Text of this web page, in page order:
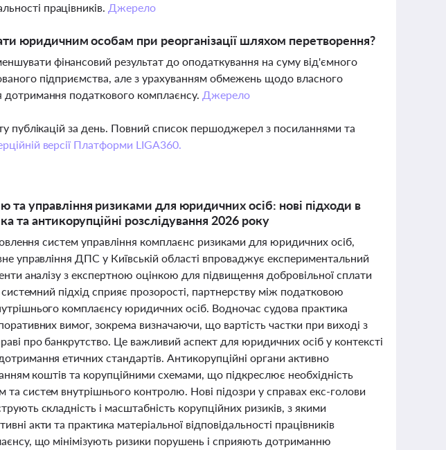
працівників. Джерело
юридичним особам при реорганізації шляхом перетворення?
фінансовий результат до оподаткування на суму від'ємного
підприємства, але з урахуванням обмежень щодо власного
податкового комплаєнсу. Джерело
публікацій за день. Повний список першоджерел з посиланнями та
версії Платформи LIGA360.
управління ризиками для юридичних осіб: нові підходи в
та антикорупційні розслідування 2026 року
систем управління комплаєнс ризиками для юридичних осіб,
управління ДПС у Київській області впроваджує експериментальний
аналізу з експертною оцінкою для підвищення добровільної сплати
підхід сприяє прозорості, партнерству між податковою
комплаєнсу юридичних осіб. Водночас судова практика
вимог, зокрема визначаючи, що вартість частки при виході з
про банкрутство. Це важливий аспект для юридичних осіб у контексті
етичних стандартів. Антикорупційні органи активно
коштів та корупційними схемами, що підкреслює необхідність
систем внутрішнього контролю. Нові підозри у справах екс-голови
складність і масштабність корупційних ризиків, з якими
акти та практика матеріальної відповідальності працівників
що мінімізують ризики порушень і сприяють дотриманню